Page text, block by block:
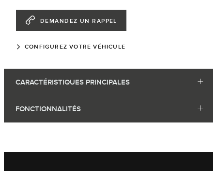
DEMANDEZ UN RAPPEL
CONFIGUREZ VOTRE VÉHICULE
CARACTÉRISTIQUES PRINCIPALES
FONCTIONNALITÉS